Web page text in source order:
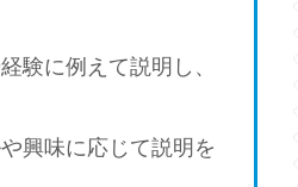
験に例えて説明し、
興味に応じて説明を